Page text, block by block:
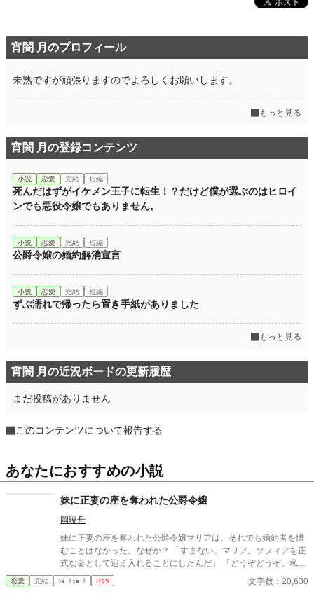
宵闇 月のプロフィール
未熟ですが頑張りますのでよろしくお願いします。
もっと見る
宵闇 月の登録コンテンツ
小説 恋愛 完結 短編
死んだはずがイケメン王子に転生！？だけど僕が選ぶのはヒロイ
ンでも悪役令嬢でもありません。
小説 恋愛 完結 短編
公爵令嬢の婚約解消宣言
小説 恋愛 完結 短編
ずぶ濡れで帰ったら置き手紙がありました
もっと見る
宵闇 月の近況ボードの更新履歴
まだ投稿がありません
このコンテンツについて報告する
あなたにおすすめの小説
妹に正妻の座を奪われた公爵令嬢
岡暁舟
妹に正妻の座を奪われた公爵令嬢マリアは、それでも婚約者を憎
むことはなかった。なぜか？ 「すまない、マリア。ソフィアを正
式な妻として迎え入れることにしたんだ」 「どうぞどうぞ。私は
何も気にしませんから……」 マリアは妹のソフィアを祝福した。
だが当然、不気味な未来の陰が少しずつ歩み寄っていた。
恋愛 完結 ｼｮｰﾄｼｮｰﾄ R15 文字数：20,630